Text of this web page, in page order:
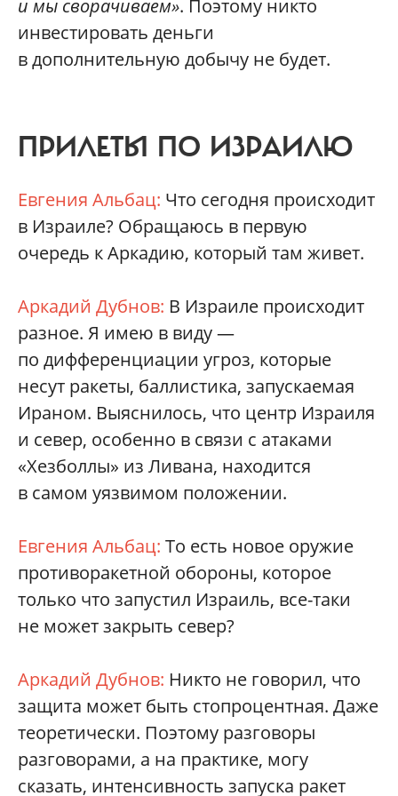
и мы сворачиваем». Поэтому никто
инвестировать деньги
в дополнительную добычу не будет.
ПРИЛЕТЫ ПО ИЗРАИЛЮ
Евгения Альбац: Что сегодня происходит
в Израиле? Обращаюсь в первую
очередь к Аркадию, который там живет.
Аркадий Дубнов: В Израиле происходит
разное. Я имею в виду —
по дифференциации угроз, которые
несут ракеты, баллистика, запускаемая
Ираном. Выяснилось, что центр Израиля
и север, особенно в связи с атаками
«Хезболлы» из Ливана, находится
в самом уязвимом положении.
Евгения Альбац: То есть новое оружие
противоракетной обороны, которое
только что запустил Израиль, все-таки
не может закрыть север?
Аркадий Дубнов: Никто не говорил, что
защита может быть стопроцентная. Даже
теоретически. Поэтому разговоры
разговорами, а на практике, могу
сказать, интенсивность запуска ракет